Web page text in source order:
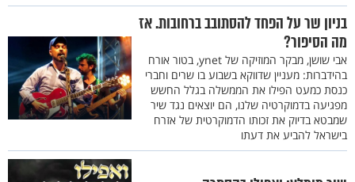
בניון שר על הפחד להסתובב ברחובות. אז
מה הסיפור?
אבי שושן, מבקר המוזיקה של ynet, בטור אורח
בהידברות: מעניין שדווקא בשבוע בו שרים וחברי
כנסת כמעט הפילו את הממשלה בגלל החשש
מפגיעה בדמוקרטיה שלנו, הם יוצאים נגד שיר
שמבטא בדיוק את זכותו הדמוקרטית של אזרח
בישראל להביע את דעתו